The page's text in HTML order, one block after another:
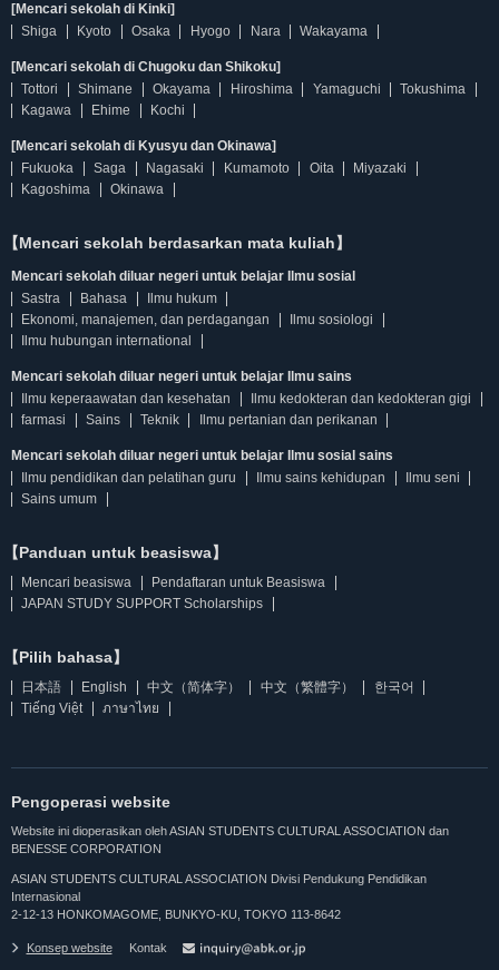
[Mencari sekolah di Kinki]
Shiga
Kyoto Osaka Hyogo Nara Wakayama
[Mencari sekolah di Chugoku dan Shikoku]
Tottori
Shimane Okayama Hiroshima Yamaguchi
Tokushima
Kagawa
Ehime Kochi
[Mencari sekolah di Kyusyu dan Okinawa]
Fukuoka
Saga Nagasaki Kumamoto Oita
Miyazaki
Kagoshima
Okinawa
【Mencari sekolah berdasarkan mata kuliah】
Mencari sekolah diluar negeri untuk belajar Ilmu sosial
Sastra
Bahasa
Ilmu hukum
Ekonomi, manajemen, dan perdagangan
Ilmu sosiologi
Ilmu hubungan international
Mencari sekolah diluar negeri untuk belajar Ilmu sains
Ilmu keperaawatan dan kesehatan
Ilmu kedokteran dan kedokteran gigi
farmasi
Sains Teknik Ilmu pertanian dan perikanan
Mencari sekolah diluar negeri untuk belajar Ilmu sosial sains
Ilmu pendidikan dan pelatihan guru
Ilmu sains kehidupan
Ilmu seni
Sains umum
【Panduan untuk beasiswa】
Mencari beasiswa
Pendaftaran untuk Beasiswa
JAPAN STUDY SUPPORT Scholarships
【Pilih bahasa】
日本語 English 中文（简体字） 中文（繁體字）
한국어
Tiếng Việt
ภาษาไทย
Pengoperasi website
Website ini dioperasikan oleh ASIAN STUDENTS CULTURAL ASSOCIATION dan
BENESSE CORPORATION
ASIAN STUDENTS CULTURAL ASSOCIATION Divisi Pendukung Pendidikan
Internasional
2-12-13 HONKOMAGOME, BUNKYO-KU, TOKYO 113-8642
Konsep website Kontak